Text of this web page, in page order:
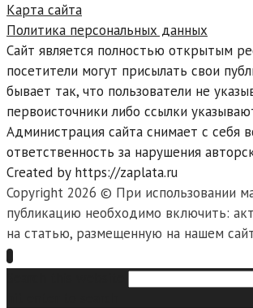
Карта сайта
Политика персональных данных
Сайт является полностью открытым
посетители могут присылать свои
бывает так, что пользователи не
первоисточники либо ссылки
Администрация сайта снимает с себя
ответственность за нарушения
Created by https://zaplata.ru
Copyright 2026 © При использовании
публикацию необходимо включить:
на статью, размещенную на нашем